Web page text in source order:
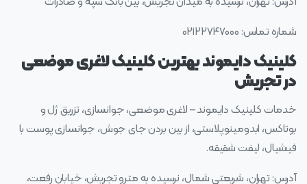
شماره تماس: ۰۲۱۲۲۷۴۷۰۰۰
کلینیک دایموند بهترین کلینیک لاغری موضعی
در تجریش
خدمات کلینیک دایموند – لاغری موضعی، جوانسازی، تزریق ژل و
بوتاکس، ابدومینوپلاستی، از بین بردن جای جوش، جوانسازی پوست با
فیشیال، لیفت شقیقه.
آدرس: تهران، شریعتی شمال، نرسیده به مترو تجریش، خیابان رفعت،